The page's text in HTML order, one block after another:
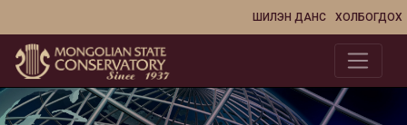
ХОЛБОГДОХ
ШИЛЭН ДАНС